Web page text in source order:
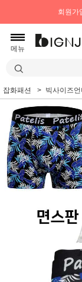
회원가
메뉴
잡화패션 빅사이즈언